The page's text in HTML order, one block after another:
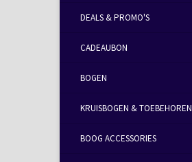
DEALS & PROMO'S
CADEAUBON
BOGEN
KRUISBOGEN & TOEBEHOREN
BOOG ACCESSORIES